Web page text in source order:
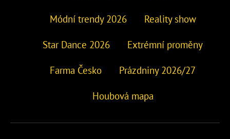
Módní trendy 2026 Reality show
Star Dance 2026 Extrémní proměny
Farma Česko Prázdniny 2026/27
Houbová mapa